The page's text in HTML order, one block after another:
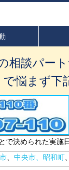
相談パート
悩まず下
決められた実施
中央市、昭和町